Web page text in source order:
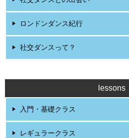
ロンドンダンス紀行
社交ダンスって？
lessons
入門・基礎クラス
レギュラークラス